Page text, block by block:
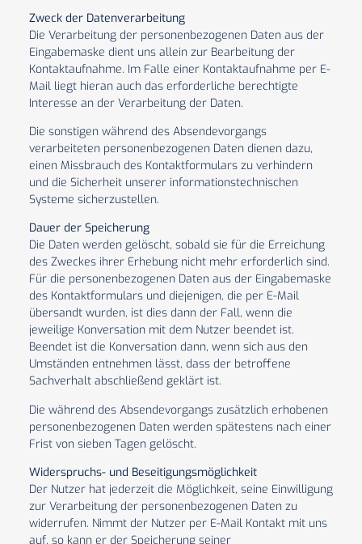
Zweck der Datenverarbeitung
Die Verarbeitung der personenbezogenen Daten aus der
Eingabemaske dient uns allein zur Bearbeitung der
Kontaktaufnahme. Im Falle einer Kontaktaufnahme per E-
Mail liegt hieran auch das erforderliche berechtigte
Interesse an der Verarbeitung der Daten.
Die sonstigen während des Absendevorgangs
verarbeiteten personenbezogenen Daten dienen dazu,
einen Missbrauch des Kontaktformulars zu verhindern
und die Sicherheit unserer informationstechnischen
Systeme sicherzustellen.
Dauer der Speicherung
Die Daten werden gelöscht, sobald sie für die Erreichung
des Zweckes ihrer Erhebung nicht mehr erforderlich sind.
Für die personenbezogenen Daten aus der Eingabemaske
des Kontaktformulars und diejenigen, die per E-Mail
übersandt wurden, ist dies dann der Fall, wenn die
jeweilige Konversation mit dem Nutzer beendet ist.
Beendet ist die Konversation dann, wenn sich aus den
Umständen entnehmen lässt, dass der betroffene
Sachverhalt abschließend geklärt ist.
Die während des Absendevorgangs zusätzlich erhobenen
personenbezogenen Daten werden spätestens nach einer
Frist von sieben Tagen gelöscht.
Widerspruchs- und Beseitigungsmöglichkeit
Der Nutzer hat jederzeit die Möglichkeit, seine Einwilligung
zur Verarbeitung der personenbezogenen Daten zu
widerrufen. Nimmt der Nutzer per E-Mail Kontakt mit uns
auf, so kann er der Speicherung seiner